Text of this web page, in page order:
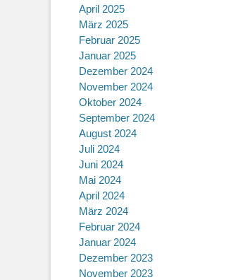
April 2025
März 2025
Februar 2025
Januar 2025
Dezember 2024
November 2024
Oktober 2024
September 2024
August 2024
Juli 2024
Juni 2024
Mai 2024
April 2024
März 2024
Februar 2024
Januar 2024
Dezember 2023
November 2023